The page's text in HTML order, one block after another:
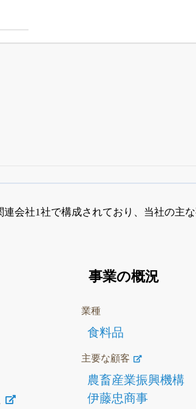
β版をはじめる
会社1社で構成されており、当社の主
事業の概況
業種
食料品
主要な顧客
農畜産業振興機構
伊藤忠商事